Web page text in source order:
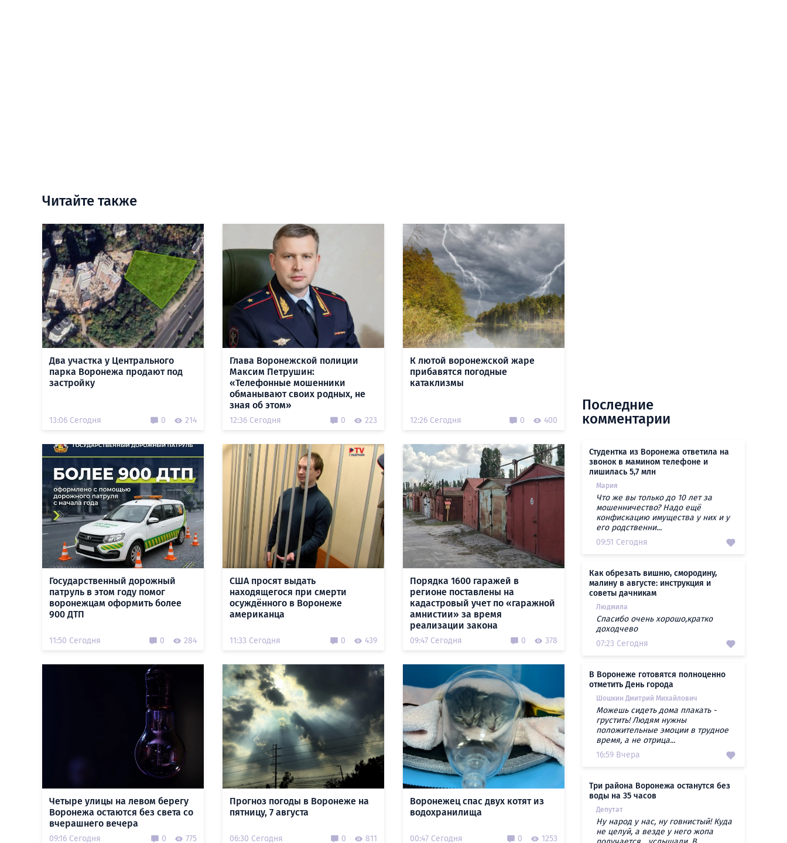
Читайте также
Два участка у Центрального
парка Воронежа продают под
застройку
13:06 Сегодня 0 214
Глава Воронежской полиции
Максим Петрушин:
«Телефонные мошенники
обманывают своих родных, не
зная об этом»
12:36 Сегодня 0 223
К лютой воронежской жаре
прибавятся погодные
катаклизмы
12:26 Сегодня 0 400
Государственный дорожный
патруль в этом году помог
воронежцам оформить более
900 ДТП
11:50 Сегодня 0 284
США просят выдать
находящегося при смерти
осуждённого в Воронеже
американца
11:33 Сегодня 0 439
Порядка 1600 гаражей в
регионе поставлены на
кадастровый учет по «гаражной
амнистии» за время
реализации закона
09:47 Сегодня 0 378
Четыре улицы на левом берегу
Воронежа остаются без света со
вчерашнего вечера
09:16 Сегодня 0 775
Прогноз погоды в Воронеже на
пятницу, 7 августа
06:30 Сегодня 0 811
Воронежец спас двух котят из
водохранилища
00:47 Сегодня 0 1253
Последние
комментарии
Студентка из Воронежа ответила на
звонок в мамином телефоне и
лишилась 5,7 млн
Мария
Что же вы только до 10 лет за
мошенничество? Надо ещё
конфискацию имущества у них и у
его родственни...
09:51 Сегодня
Как обрезать вишню, смородину,
малину в августе: инструкция и
советы дачникам
Людмила
Спасибо очень хорошо,кратко
доходчево
07:23 Сегодня
В Воронеже готовятся полноценно
отметить День города
Шошкин Дмитрий Михайлович
Можешь сидеть дома плакать -
грустить! Людям нужны
положительные эмоции в трудное
время, а не отрица...
16:59 Вчера
Три района Воронежа останутся без
воды на 35 часов
Депутат
Ну народ у нас, ну говнистый! Куда
не целуй, а везде у него жопа